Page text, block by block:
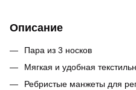
Описание
Пара из 3 носков
Мягкая и удобная
Ребристые манжеты для